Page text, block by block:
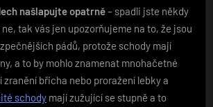
našlapujte opatrně– spadli jste někdy
tak vás jen upozorňujeme na to, že jsou
pádů, protože schody mají
a to by mohlo znamenat mnohačetné
břicha nebo proražení lebky a
schody mají zužující se stupně a to